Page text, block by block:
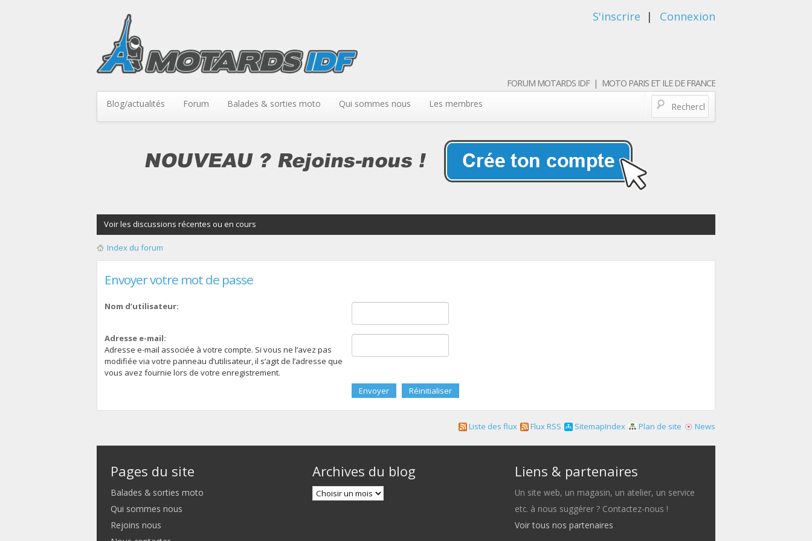
S'inscrire | Connexion
FORUM MOTARDS IDF | MOTO PARIS ET ILE DE FRANCE
Blog/actualités Forum Balades & sorties moto Qui sommes nous Les membres
Voir les discussions récentes ou en cours
Index du forum
Envoyer votre mot de passe
Nom d’utilisateur:
Adresse e-mail:
Adresse e-mail associée à votre compte. Si vous ne l’avez pas
modifiée via votre panneau d’utilisateur, il s’agit de l’adresse que
vous avez fournie lors de votre enregistrement.
News
Plan de site
SitemapIndex
Flux RSS
Liste des flux
Pages du site
Balades & sorties moto
Qui sommes nous
Rejoins nous
Archives du blog Liens & partenaires
Un site web, un magasin, un atelier, un service
etc. à nous suggérer ? Contactez-nous !
Voir tous nos partenaires